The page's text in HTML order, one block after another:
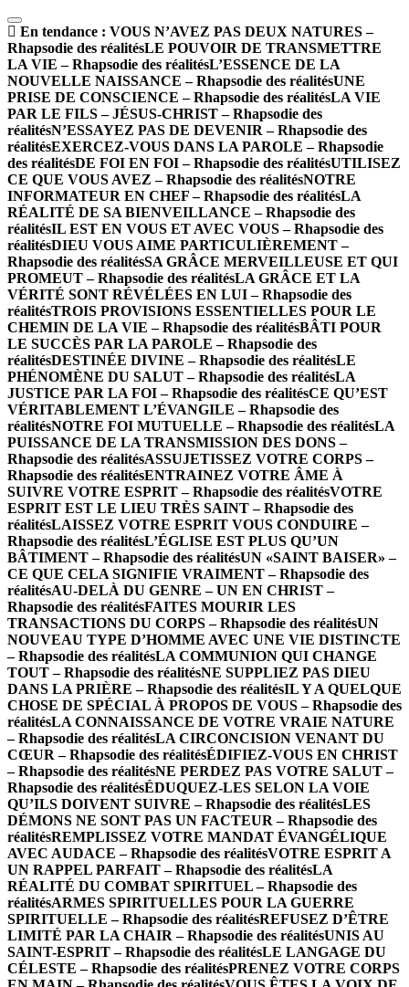
En tendance : VOUS N’AVEZ PAS DEUX NATURES –
Rhapsodie des réalitésLE POUVOIR DE TRANSMETTRE
LA VIE – Rhapsodie des réalitésL’ESSENCE DE LA
NOUVELLE NAISSANCE – Rhapsodie des réalitésUNE
PRISE DE CONSCIENCE – Rhapsodie des réalitésLA VIE
PAR LE FILS – JÉSUS-CHRIST – Rhapsodie des
réalitésN’ESSAYEZ PAS DE DEVENIR – Rhapsodie des
réalitésEXERCEZ-VOUS DANS LA PAROLE – Rhapsodie
des réalitésDE FOI EN FOI – Rhapsodie des réalitésUTILISEZ
CE QUE VOUS AVEZ – Rhapsodie des réalitésNOTRE
INFORMATEUR EN CHEF – Rhapsodie des réalitésLA
RÉALITÉ DE SA BIENVEILLANCE – Rhapsodie des
réalitésIL EST EN VOUS ET AVEC VOUS – Rhapsodie des
réalitésDIEU VOUS AIME PARTICULIÈREMENT –
Rhapsodie des réalitésSA GRÂCE MERVEILLEUSE ET QUI
PROMEUT – Rhapsodie des réalitésLA GRÂCE ET LA
VÉRITÉ SONT RÉVÉLÉES EN LUI – Rhapsodie des
réalitésTROIS PROVISIONS ESSENTIELLES POUR LE
CHEMIN DE LA VIE – Rhapsodie des réalitésBÂTI POUR
LE SUCCÈS PAR LA PAROLE – Rhapsodie des
réalitésDESTINÉE DIVINE – Rhapsodie des réalitésLE
PHÉNOMÈNE DU SALUT – Rhapsodie des réalitésLA
JUSTICE PAR LA FOI – Rhapsodie des réalitésCE QU’EST
VÉRITABLEMENT L’ÉVANGILE – Rhapsodie des
réalitésNOTRE FOI MUTUELLE – Rhapsodie des réalitésLA
PUISSANCE DE LA TRANSMISSION DES DONS –
Rhapsodie des réalitésASSUJETISSEZ VOTRE CORPS –
Rhapsodie des réalitésENTRAINEZ VOTRE ÂME À
SUIVRE VOTRE ESPRIT – Rhapsodie des réalitésVOTRE
ESPRIT EST LE LIEU TRÈS SAINT – Rhapsodie des
réalitésLAISSEZ VOTRE ESPRIT VOUS CONDUIRE –
Rhapsodie des réalitésL’ÉGLISE EST PLUS QU’UN
BÂTIMENT – Rhapsodie des réalitésUN «SAINT BAISER» –
CE QUE CELA SIGNIFIE VRAIMENT – Rhapsodie des
réalitésAU-DELÀ DU GENRE – UN EN CHRIST –
Rhapsodie des réalitésFAITES MOURIR LES
TRANSACTIONS DU CORPS – Rhapsodie des réalitésUN
NOUVEAU TYPE D’HOMME AVEC UNE VIE DISTINCTE
– Rhapsodie des réalitésLA COMMUNION QUI CHANGE
TOUT – Rhapsodie des réalitésNE SUPPLIEZ PAS DIEU
DANS LA PRIÈRE – Rhapsodie des réalitésIL Y A QUELQUE
CHOSE DE SPÉCIAL À PROPOS DE VOUS – Rhapsodie des
réalitésLA CONNAISSANCE DE VOTRE VRAIE NATURE
– Rhapsodie des réalitésLA CIRCONCISION VENANT DU
CŒUR – Rhapsodie des réalitésÉDIFIEZ-VOUS EN CHRIST
– Rhapsodie des réalitésNE PERDEZ PAS VOTRE SALUT –
Rhapsodie des réalitésÉDUQUEZ-LES SELON LA VOIE
QU’ILS DOIVENT SUIVRE – Rhapsodie des réalitésLES
DÉMONS NE SONT PAS UN FACTEUR – Rhapsodie des
réalitésREMPLISSEZ VOTRE MANDAT ÉVANGÉLIQUE
AVEC AUDACE – Rhapsodie des réalitésVOTRE ESPRIT A
UN RAPPEL PARFAIT – Rhapsodie des réalitésLA
RÉALITÉ DU COMBAT SPIRITUEL – Rhapsodie des
réalitésARMES SPIRITUELLES POUR LA GUERRE
SPIRITUELLE – Rhapsodie des réalitésREFUSEZ D’ÊTRE
LIMITÉ PAR LA CHAIR – Rhapsodie des réalitésUNIS AU
SAINT-ESPRIT – Rhapsodie des réalitésLE LANGAGE DU
CÉLESTE – Rhapsodie des réalitésPRENEZ VOTRE CORPS